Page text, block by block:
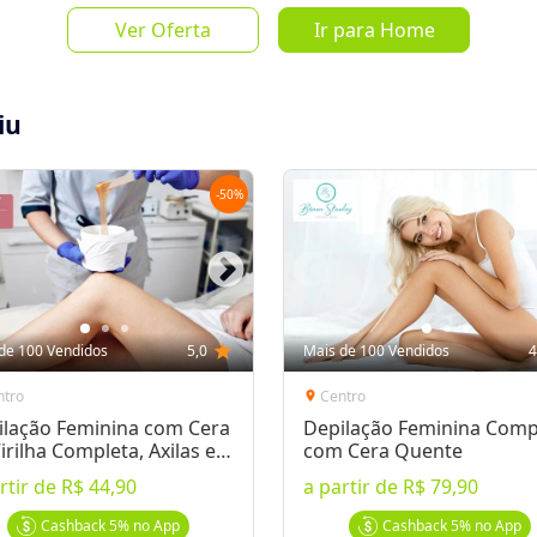
Ver Oferta Ir para Home
Salvar Oferta
Inscrever-se
a compra
de R$89 por R$44,50
starstar
-50%
100 Vendidos 5,0 star
Feminina com Cera
Completa, Axilas e
Perna
de R$ 44,90
Cashback5%no App
Mais de 100 Vendidos
location_on Centro
Depilação Feminina
com Cera Quente
a partir de R$ 79,90
Cashback5%no App